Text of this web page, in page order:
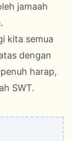
jamaah
kita semua
dengan
harap,
SWT.